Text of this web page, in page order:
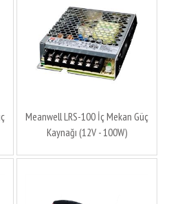
Meanwell LRS-100 İç Mekan Güç
Kaynağı (12V - 100W)